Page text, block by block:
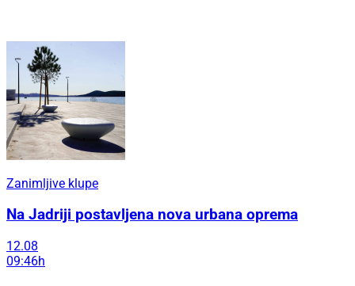
Zanimljive klupe
Na Jadriji postavljena nova urbana oprema
12.08
09:46h